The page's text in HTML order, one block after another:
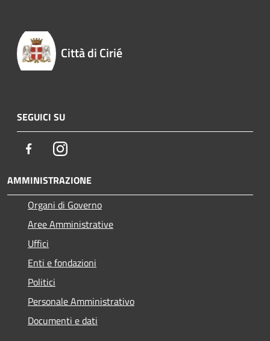
Città di Cirié
SEGUICI SU
FacebookInstagram
AMMINISTRAZIONE
Organi di Governo
Aree Amministrative
Uffici
Enti e fondazioni
Politici
Personale Amministrativo
Documenti e dati